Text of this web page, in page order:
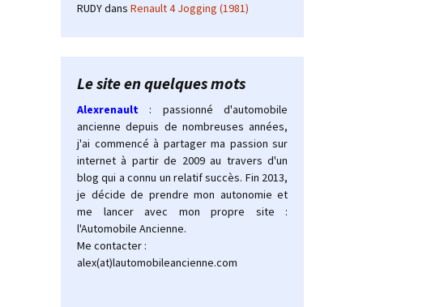
RUDYdans Renault 4 Jogging (1981)
Le site en quelques mots
Alexrenault
: passionné d'automobile
ancienne depuis de nombreuses années,
j'ai commencé à partager ma passion sur
internet à partir de 2009 au travers d'un
blog qui a connu un relatif succès. Fin 2013,
je décide de prendre mon autonomie et
me lancer avec mon propre site :
l'Automobile Ancienne.
Me contacter :
alex(at)lautomobileancienne.com